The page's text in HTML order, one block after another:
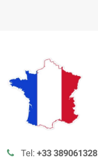
Tel: +33 389061328